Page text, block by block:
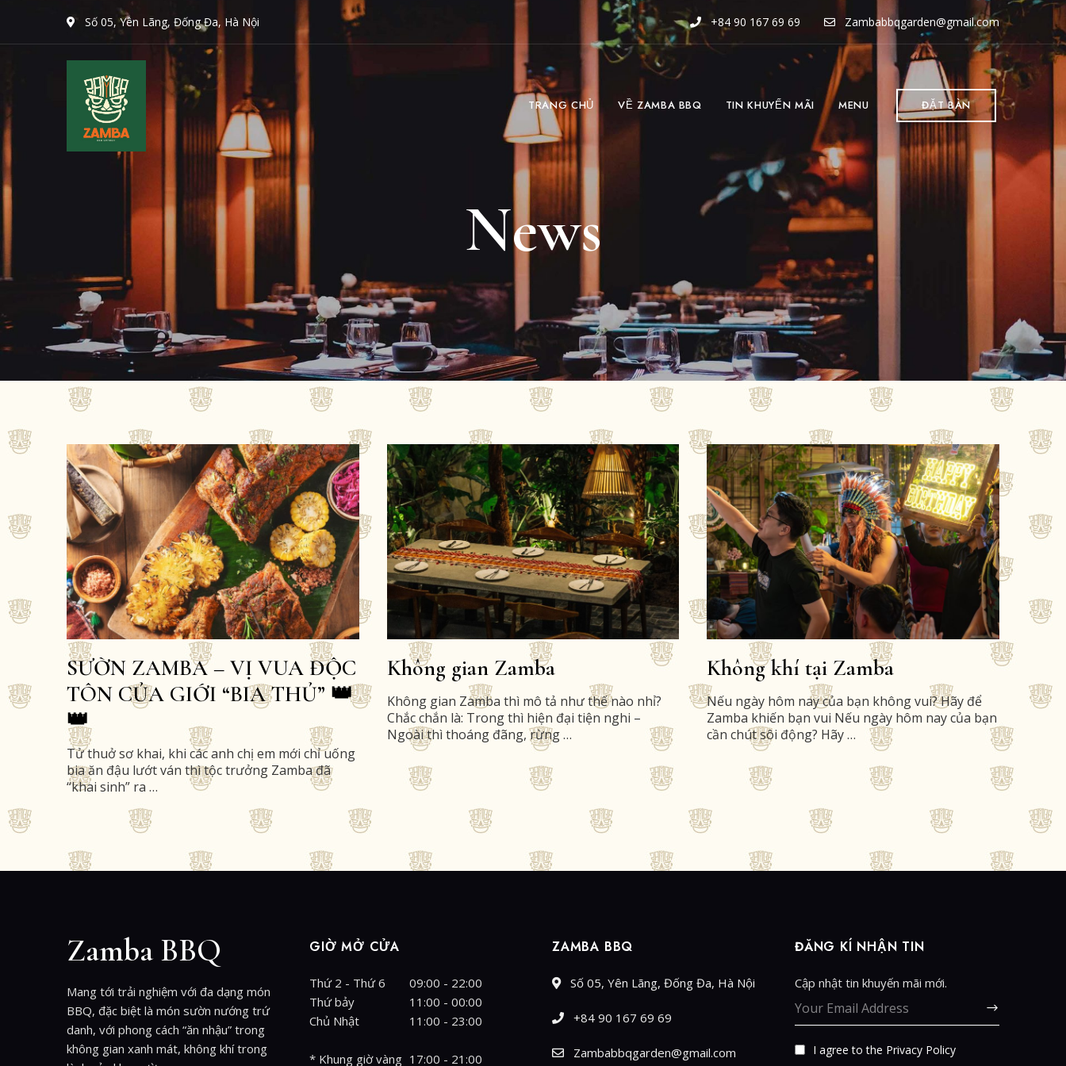
Số 05, Yên Lãng, Đống Đa, Hà Nội +84 90 167 69 69 Zambabbqgarden@gmail.com
TRANG CHỦ VỀ ZAMBA BBQ TIN KHUYẾN MÃI MENU ĐẶT BÀN
News
SƯỜN ZAMBA – VỊ VUA ĐỘC
TÔN CỦA GIỚI “BIA THỦ” 👑
👑
Tử thuở sơ khai, khi các anh chị em mới chỉ uống
bia ăn đậu lướt ván thì tộc trưởng Zamba đã
“khai sinh” ra …
Không gian Zamba
Không gian Zamba thì mô tả như thế nào nhỉ?
Chắc chắn là: Trong thì hiện đại tiện nghi –
Ngoài thì thoáng đãng, rừng …
Không khí tại Zamba
Nếu ngày hôm nay của bạn không vui? Hãy để
Zamba khiến bạn vui Nếu ngày hôm nay của bạn
cần chút sôi động? Hãy …
Zamba BBQ
Mang tới trải nghiệm với đa dạng món
BBQ, đặc biệt là món sườn nướng trứ
danh, với phong cách “ăn nhậu” trong
không gian xanh mát, không khí trong
GIỜ MỞ CỬA
Thứ 2 - Thứ 6
09:00 - 22:00
Thứ bảy
11:00 - 00:00
Chủ Nhật
11:00 - 23:00
* Khung giờ vàng 17:00 - 21:00
ZAMBA BBQ
Số 05, Yên Lãng, Đống Đa, Hà Nội
+84 90 167 69 69
Zambabbqgarden@gmail.com
ĐĂNG KÍ NHẬN TIN
Cập nhật tin khuyến mãi mới.
I agree to the Privacy Policy